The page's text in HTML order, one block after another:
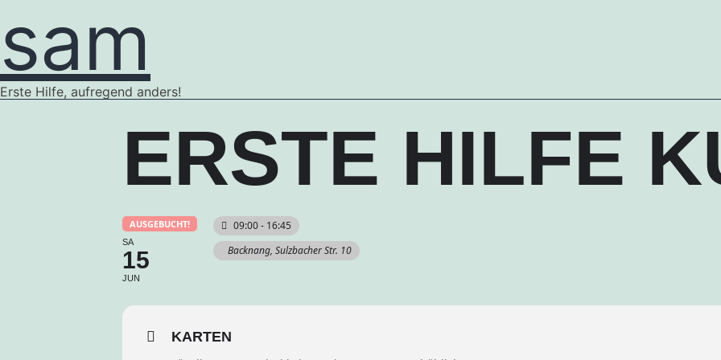
sam
Erste Hilfe, aufregend anders!
ERSTE HILFE
AUSGEBUCHT!
SA
15
JUN
09:00 - 16:45
Backnang, Sulzbacher Str. 10
KARTEN